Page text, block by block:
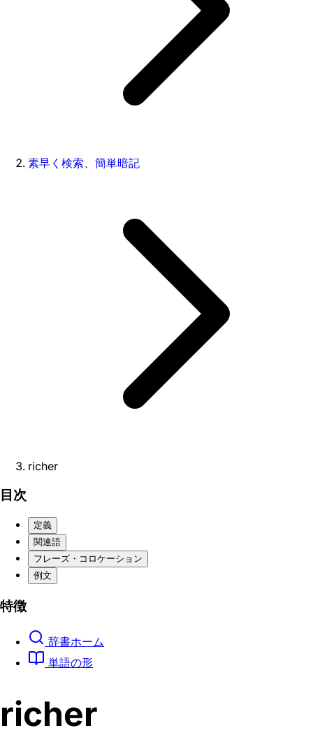
素早く検索、簡単暗記
richer
目次
定義
関連語
フレーズ・コロケーション
例文
特徴
辞書ホーム
単語の形
richer